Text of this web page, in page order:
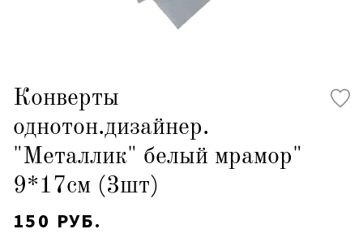
Конверты
однотон.дизайнер.
"Металлик" белый мрамор"
9*17см (3шт)
150 РУБ.